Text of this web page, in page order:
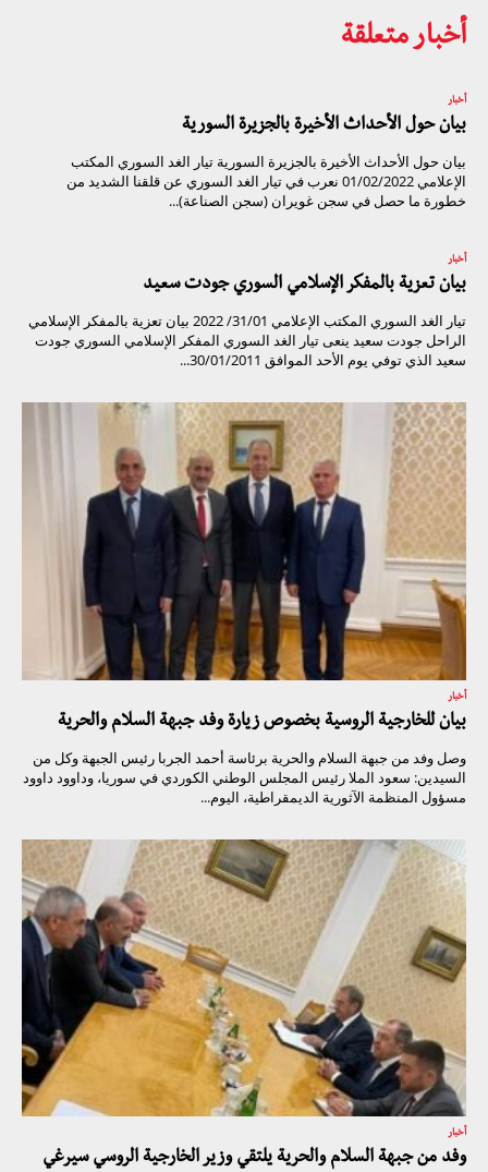
أخبار متعلقة
أخبار
بيان حول الأحداث الأخيرة بالجزيرة السورية
بيان حول الأحداث الأخيرة بالجزيرة السورية تيار الغد السوري المكتب
الإعلامي 01/02/2022 نعرب في تيار الغد السوري عن قلقنا الشديد من
خطورة ما حصل في سجن غويران (سجن الصناعة)...
أخبار
بيان تعزية بالمفكر الإسلامي السوري جودت سعيد
تيار الغد السوري المكتب الإعلامي 31/01/ 2022 بيان تعزية بالمفكر الإسلامي
الراحل جودت سعيد ينعى تيار الغد السوري المفكر الإسلامي السوري جودت
سعيد الذي توفي يوم الأحد الموافق 30/01/2011...
أخبار
بيان للخارجية الروسية بخصوص زيارة وفد جبهة السلام والحرية
وصل وفد من جبهة السلام والحرية برئاسة أحمد الجربا رئيس الجبهة وكل من
السيدين: سعود الملا رئيس المجلس الوطني الكوردي في سوريا، وداوود داوود
مسؤول المنظمة الآثورية الديمقراطية، اليوم...
أخبار
وفد من جبهة السلام والحرية يلتقي وزير الخارجية الروسي سيرغي